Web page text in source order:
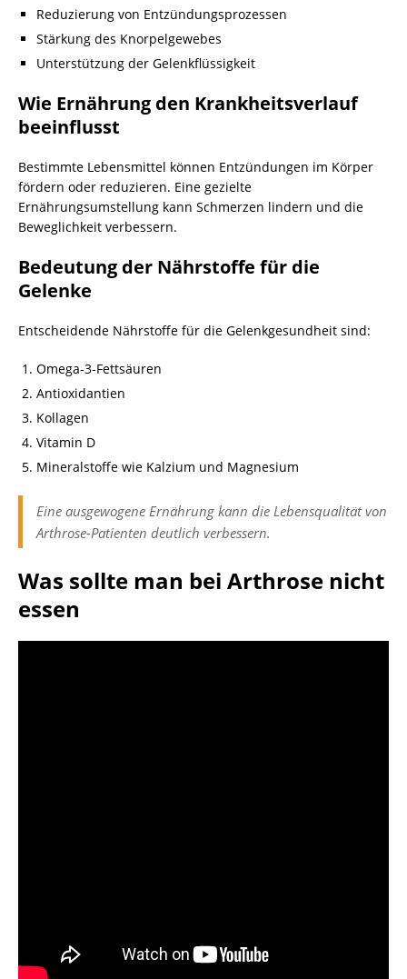
Reduzierung von Entzündungsprozessen
Stärkung des Knorpelgewebes
Unterstützung der Gelenkflüssigkeit
Wie Ernährung den Krankheitsverlauf
beeinflusst
Bestimmte Lebensmittel können Entzündungen im Körper
fördern oder reduzieren. Eine gezielte
Ernährungsumstellung kann Schmerzen lindern und die
Beweglichkeit verbessern.
Bedeutung der Nährstoffe für die
Gelenke
Entscheidende Nährstoffe für die Gelenkgesundheit sind:
Omega-3-Fettsäuren
Antioxidantien
Kollagen
Vitamin D
Mineralstoffe wie Kalzium und Magnesium
Eine ausgewogene Ernährung kann die Lebensqualität von
Arthrose-Patienten deutlich verbessern.
Was sollte man bei Arthrose nicht
essen